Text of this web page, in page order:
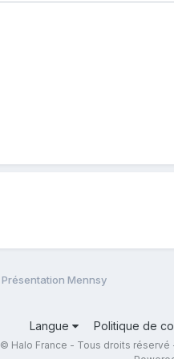
Présentation Mennsy
Langue Politique de
© Halo France - Tous droits